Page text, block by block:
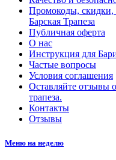
Промокоды, скидки,
Барская Трапеза
Публичная оферта
О нас
Инструкция для
Частые вопросы
Условия соглашения
Оставляйте отзывы
трапеза.
Контакты
Отзывы
Меню на неделю